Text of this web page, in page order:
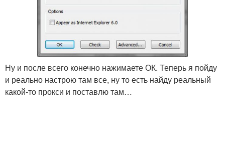
Ну и после всего конечно нажимаете ОК. Теперь я пойду
и реально настрою там все, ну то есть найду реальный
какой-то прокси и поставлю там…